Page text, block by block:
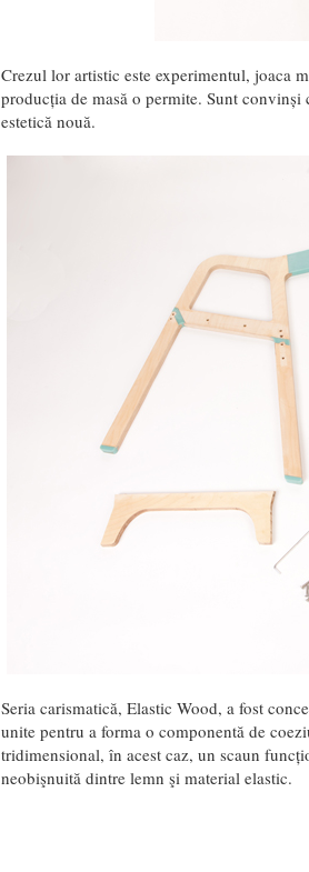
Crezul lor artistic este experimentul, joaca
producția de masă o permite. Sunt
estetică nouă.
Seria carismatică, Elastic Wood, a fost
unite pentru a forma o componentă de
tridimensional, în acest caz, un scaun
neobişnuită dintre lemn şi material elastic.